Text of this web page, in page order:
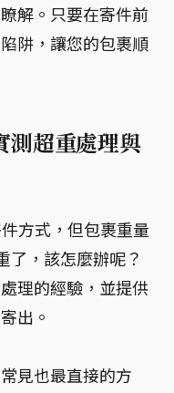
解。只要在寄件前
阱，讓您的包裹順
測超重處理與
方式，但包裹重量
了，該怎麼辦呢？
理的經驗，並提供
出。
常見也最直接的方